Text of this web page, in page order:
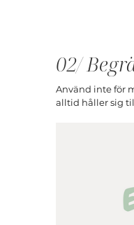
02/
Använd inte för
alltid håller sig